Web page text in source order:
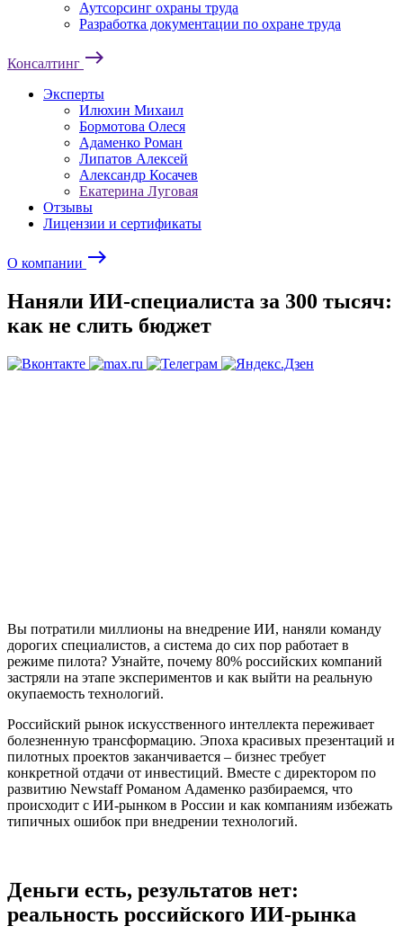
Аутсорсинг охраны труда
Разработка документации по охране труда
Консалтинг east
Эксперты
Илюхин Михаил
Бормотова Олеся
Адаменко Роман
Липатов Алексей
Александр Косачев
Екатерина Луговая
Отзывы
Лицензии и сертификаты
О компании east
Наняли ИИ-специалиста за 300 тысяч:
как не слить бюджет
Вы потратили миллионы на внедрение ИИ, наняли команду
дорогих специалистов, а система до сих пор работает в
режиме пилота? Узнайте, почему 80% российских компаний
застряли на этапе экспериментов и как выйти на реальную
окупаемость технологий.
Российский рынок искусственного интеллекта переживает
болезненную трансформацию. Эпоха красивых презентаций и
пилотных проектов заканчивается – бизнес требует
конкретной отдачи от инвестиций. Вместе с директором по
развитию Newstaff Романом Адаменко разбираемся, что
происходит с ИИ-рынком в России и как компаниям избежать
типичных ошибок при внедрении технологий.
Деньги есть, результатов нет:
реальность российского ИИ-рынка